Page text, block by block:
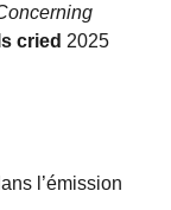
cried 2025
l’émission